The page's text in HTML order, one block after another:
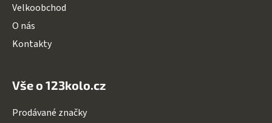
Velkoobchod
O nás
Kontakty
Vše o 123kolo.cz
Prodávané značky